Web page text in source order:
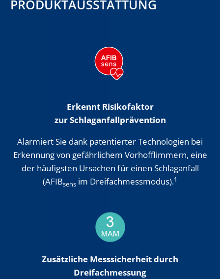
PRODUKTAUSSTATTUNG
Erkennt Risikofaktor
zur Schlaganfallprävention
Alarmiert Sie dank patentierter Technologien bei
Erkennung von gefährlichem Vorhofflimmern, eine
der häufigsten Ursachen für einen Schlaganfall
(AFIBsens im Dreifachmessmodus).1
Zusätzliche Messsicherheit durch
Dreifachmessung